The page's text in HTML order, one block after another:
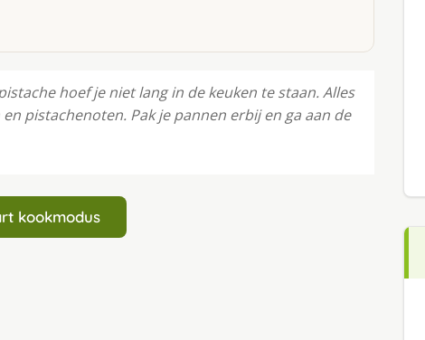
hoef je niet lang in de keuken te staan. Alles
pistachenoten. Pak je pannen erbij en ga aan de
kookmodus